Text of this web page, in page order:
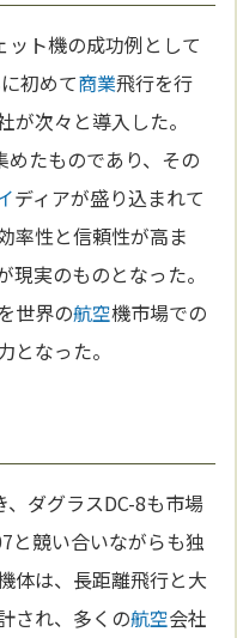
ット機の成功例として
初めて商業飛行を行
が次々と導入した。
めたものであり、その
ディアが盛り込まれて
率性と信頼性が高ま
現実のものとなった。
世界の航空機市場での
となった。
ダグラスDC-8も市場
と競い合いながらも独
体は、長距離飛行と大
され、多くの航空会社